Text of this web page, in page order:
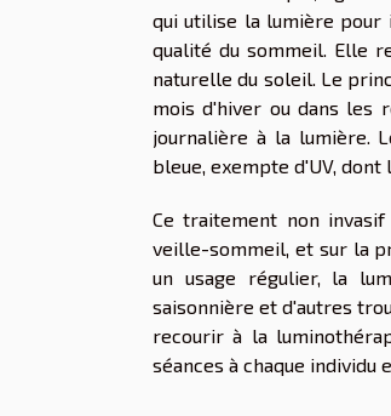
qui utilise la lumière pour
qualité du sommeil. Elle
naturelle du soleil. Le
mois d'hiver ou dans les
journalière à la lumière.
bleue, exempte d'UV,
Ce traitement non
veille-sommeil, et sur la
un usage régulier, la
saisonnière et d'autres
recourir à la
séances à chaque